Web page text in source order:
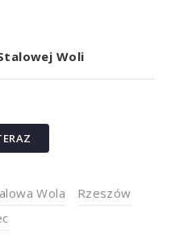
Woli
Wola
Rzeszów